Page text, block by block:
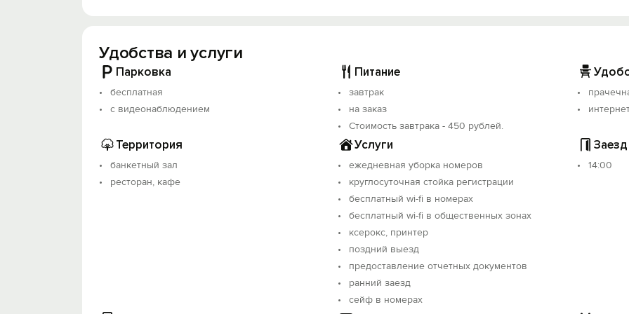
Объект прошёл классификацию. Номер реестровой записи: С232025001886.
Удобства и услуги
Парковка
бесплатная
с видеонаблюдением
Питание
завтрак
на заказ
Стоимость завтрака - 450 рублей.
Территория
банкетный зал
ресторан, кафе
Услуги
ежедневная уборка номеров
круглосуточная стойка регистрации
бесплатный wi-fi в номерах
бесплатный wi-fi в общественных зонах
ксерокс, принтер
поздний выезд
предоставление отчетных документов
ранний заезд
сейф в номерах
14:00